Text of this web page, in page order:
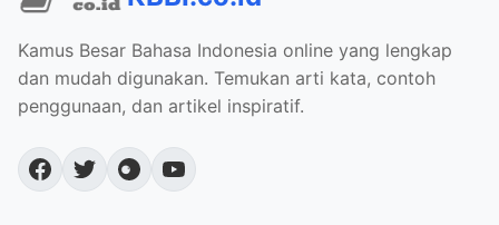
Kamus Besar Bahasa Indonesia online yang lengkap
dan mudah digunakan. Temukan arti kata, contoh
penggunaan, dan artikel inspiratif.